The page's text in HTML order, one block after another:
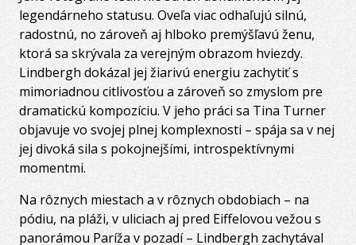
legendárneho statusu. Oveľa viac odhaľujú silnú,
radostnú, no zároveň aj hlboko premýšľavú ženu,
ktorá sa skrývala za verejným obrazom hviezdy.
Lindbergh dokázal jej žiarivú energiu zachytiť s
mimoriadnou citlivosťou a zároveň so zmyslom pre
dramatickú kompozíciu. V jeho práci sa Tina Turner
objavuje vo svojej plnej komplexnosti – spája sa v nej
jej divoká sila s pokojnejšími, introspektívnymi
momentmi.
Na rôznych miestach a v rôznych obdobiach – na
pódiu, na pláži, v uliciach aj pred Eiffelovou vežou s
panorámou Paríža v pozadí – Lindbergh zachytával